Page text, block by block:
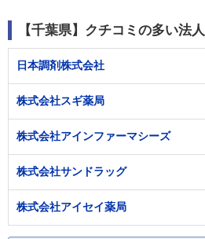
【千葉県】クチコミの多い法人
日本調剤株式会社
株式会社スギ薬局
株式会社アインファーマシーズ
株式会社サンドラッグ
株式会社アイセイ薬局